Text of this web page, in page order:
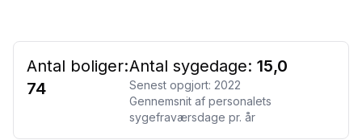
Antal boliger:
74
Antal sygedage: 15,0
Senest opgjort:2022
Gennemsnit af personalets
sygefraværsdage pr. år